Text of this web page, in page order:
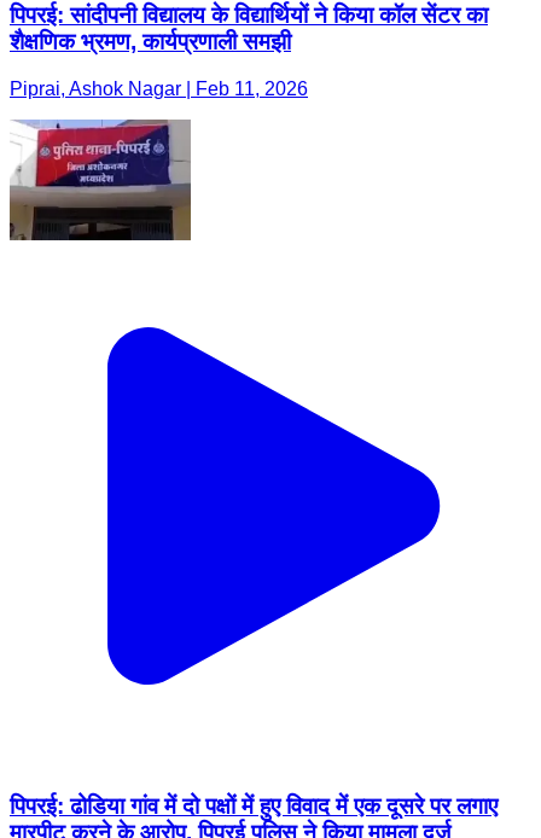
पिपरई: सांदीपनी विद्यालय के विद्यार्थियों ने किया कॉल सेंटर का
शैक्षणिक भ्रमण, कार्यप्रणाली समझी
Piprai, Ashok Nagar | Feb 11, 2026
पिपरई: ढोडिया गांव में दो पक्षों में हुए विवाद में एक दूसरे पर लगाए
मारपीट करने के आरोप, पिपरई पुलिस ने किया मामला दर्ज